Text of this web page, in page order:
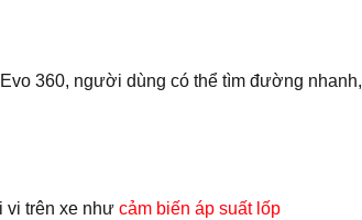
360, người dùng có thể tìm đường nhanh,
vi trên xe như cảm biến áp suất lốp